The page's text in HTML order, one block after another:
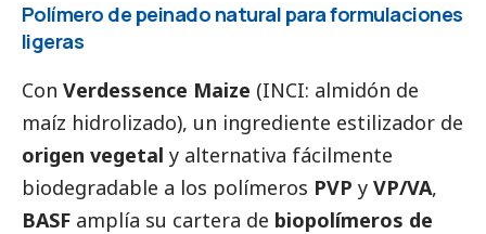
Polímero de peinado natural para formulaciones
ligeras
Con Verdessence Maize (INCI: almidón de
maíz hidrolizado), un ingrediente estilizador de
origen vegetal y alternativa fácilmente
biodegradable a los polímeros PVP y VP/VA,
BASF amplía su cartera de biopolímeros de